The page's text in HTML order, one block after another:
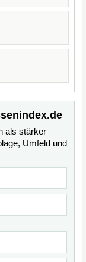
als stärker
Umfeld und